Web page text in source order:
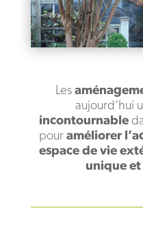
Les
aujourd’hui
incontournable
pouraméliorer
espace de vie
unique